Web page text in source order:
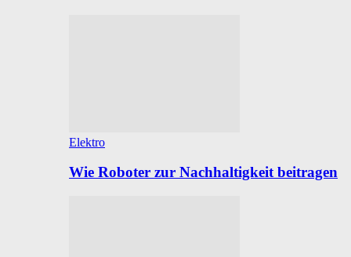
Elektro
Wie Roboter zur Nachhaltigkeit beitragen